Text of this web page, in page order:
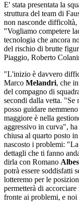
E' stata presentata la
struttura del team di
non nasconde
"Vogliamo competere
tecnologia che ancora
del rischio di brutte
Piaggio, Roberto
"L'inizio è davvero
Marco Melandri, che
del compagno di
secondi dalla vetta. "Se
posso guidare
maggiore è nella
aggressivo in curva",
chiusa al quarto posto
nascosto i problemi:
dettagli che ti fanno
dirla con Romano
potrà essere soddisfatti
lotteremo per le
permetterà di
fronte ai problemi, e